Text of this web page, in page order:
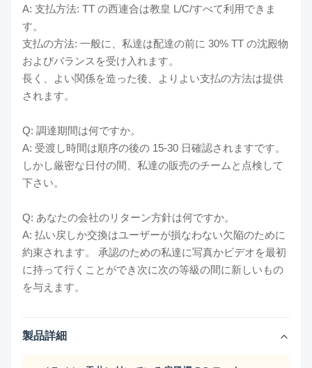
A: 支払方法: TT の西連合は教皇 L/C/すべて利用できま
す。
支払の方法: 一般に、私達は配達の前に 30% TT の沈殿物
およびバランスを受け入れます。
長く、よい関係を造った後、よりよい支払の方法は提供
されます。
Q: 調達期間は何ですか。
A: 受渡し時間は順序の後の 15-30 日確認されますです。
しかし厳密な日付の間、私達の販売のチームと点検して
下さい。
Q: あなたの会社のリターン方針は何ですか。
A: 払い戻しか交換はユーザーが損なわない欠陥のために
約束されます。 承認のための私達に写真かビデオを最初
に持って行くことができ次に次の等級の間に新しいもの
を与えます。
製品詳細